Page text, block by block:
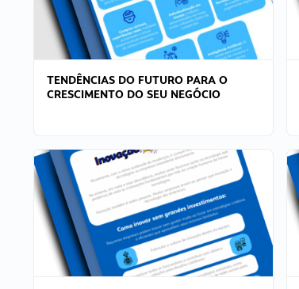
TENDÊNCIAS DO FUTURO PARA O
CRESCIMENTO DO SEU NEGÓCIO